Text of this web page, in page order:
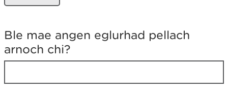
h
d
i
'
r
y
Ble mae angen eglurhad pellach
arnoch chi?